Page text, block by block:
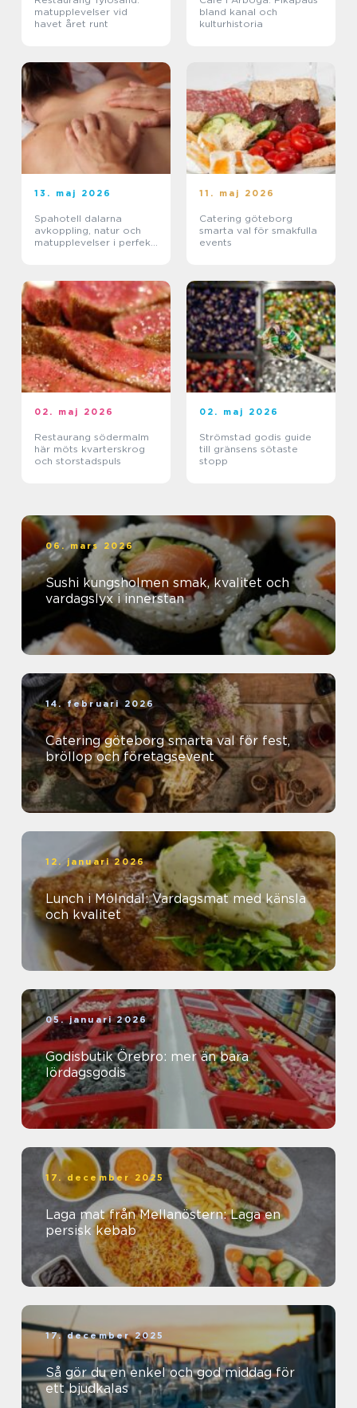
matupplevelser vid
havet året runt
bland kanal och
kulturhistoria
13. maj 2026
Spahotell dalarna
avkoppling, natur och
matupplevelser i perfekt
11. maj 2026
Catering göteborg
smarta val för smakfulla
events
02. maj 2026
Restaurang södermalm
här möts kvarterskrog
och storstadspuls
02. maj 2026
Strömstad godis guide
till gränsens sötaste
stopp
06. mars 2026
Sushi kungsholmen smak, kvalitet och
vardagslyx i innerstan
14. februari 2026
Catering göteborg smarta val för fest,
bröllop och företagsevent
12. januari 2026
Lunch i Mölndal: Vardagsmat med känsla
och kvalitet
05. januari 2026
Godisbutik Örebro: mer än bara
lördagsgodis
17. december 2025
Laga mat från Mellanöstern: Laga en
persisk kebab
17. december 2025
Så gör du en enkel och god middag för
ett bjudkalas